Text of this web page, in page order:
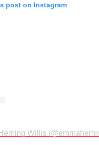
post on Instagram
Willis